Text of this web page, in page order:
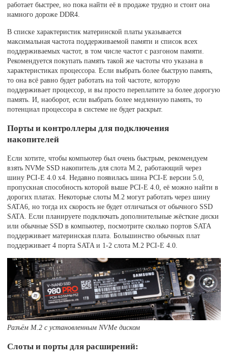
работает быстрее, но пока найти её в продаже трудно и стоит она
намного дороже DDR4.
В списке характеристик материнской платы указывается
максимальная частота поддерживаемой памяти и список всех
поддерживаемых частот, в том числе частот с разгоном памяти.
Рекомендуется покупать память такой же частоты что указана в
характеристиках процессора. Если выбрать более быструю память,
то она всё равно будет работать на той частоте, которую
поддерживает процессор, и вы просто переплатите за более дорогую
память. И, наоборот, если выбрать более медленную память, то
потенциал процессора в системе не будет раскрыт.
Порты и контроллеры для подключения
накопителей
Если хотите, чтобы компьютер был очень быстрым, рекомендуем
взять NVMe SSD накопитель для слота M.2, работающий через
шину PCI-E 4.0 x4. Недавно появилась шина PCI-E версии 5.0,
пропускная способность которой выше PCI-E 4.0, её можно найти в
дорогих платах. Некоторые слоты M.2 могут работать через шину
SATA6, но тогда их скорость не будет отличаться от обычного SSD
SATA. Если планируете подключать дополнительные жёсткие диски
или обычные SSD в компьютер, посмотрите сколько портов SATA
поддерживает материнская плата. Большинство обычных плат
поддерживает 4 порта SATA и 1-2 слота M.2 PCI-E 4.0.
Разъём М.2 с установленным NVMe диском
Слоты и порты для расширений: